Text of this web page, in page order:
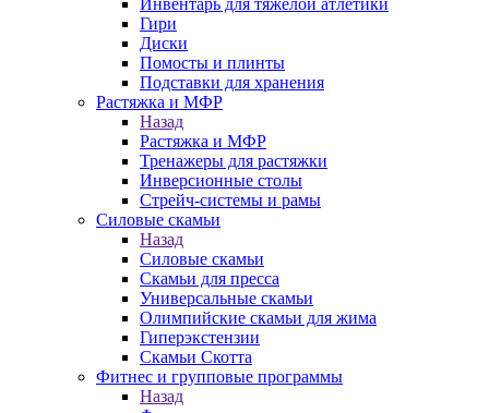
Инвентарь для тяжелой атлетики
Гири
Диски
Помосты и плинты
Подставки для хранения
Растяжка и МФР
Назад
Растяжка и МФР
Тренажеры для растяжки
Инверсионные столы
Стрейч-системы и рамы
Силовые скамьи
Назад
Силовые скамьи
Скамьи для пресса
Универсальные скамьи
Олимпийские скамьи для жима
Гиперэкстензии
Скамьи Скотта
Фитнес и групповые программы
Назад